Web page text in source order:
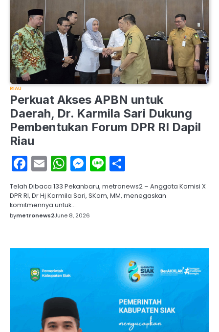
RIAU
Perkuat Akses APBN untuk
Daerah, Dr. Karmila Sari Dukung
Pembentukan Forum DPR RI Dapil
Riau
Facebook
EmailWhatsApp
Messenger
Line
Telah Dibaca 133 Pekanbaru, metronews2 – Anggota Komisi X
DPR RI, Dr Hj Karmila Sari, SKom, MM, menegaskan
komitmennya untuk…
bymetronews2June 8, 2026